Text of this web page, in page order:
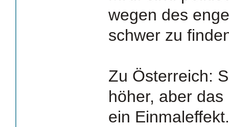
wegen des
schwer zu
Zu Österreich:
höher, aber
ein